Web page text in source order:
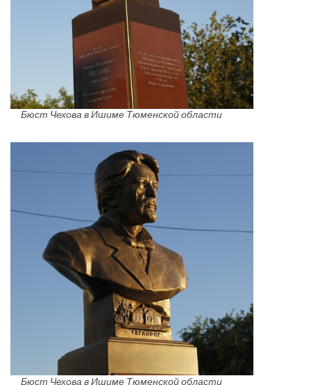
Бюст Чехова в Ишиме Тюменской области
Бюст Чехова в Ишиме Тюменской области